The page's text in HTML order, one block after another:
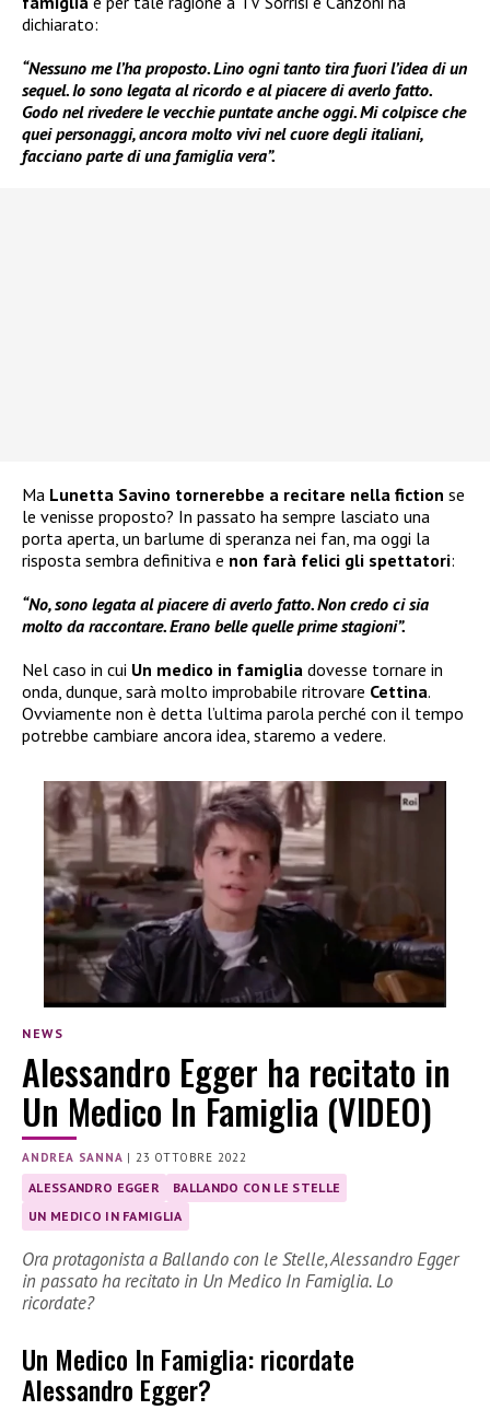
dichiarato:
“Nessuno me l’ha proposto. Lino ogni tanto tira fuori l’idea di un
sequel. Io sono legata al ricordo e al piacere di averlo fatto.
Godo nel rivedere le vecchie puntate anche oggi. Mi colpisce che
quei personaggi, ancora molto vivi nel cuore degli italiani,
facciano parte di una famiglia vera”.
Ma Lunetta Savino tornerebbe a recitare nella fiction se
le venisse proposto? In passato ha sempre lasciato una
porta aperta, un barlume di speranza nei fan, ma oggi la
risposta sembra definitiva e non farà felici gli spettatori:
“No, sono legata al piacere di averlo fatto. Non credo ci sia
molto da raccontare. Erano belle quelle prime stagioni”.
Nel caso in cui Un medico in famiglia dovesse tornare in
onda, dunque, sarà molto improbabile ritrovare Cettina.
Ovviamente non è detta l’ultima parola perché con il tempo
potrebbe cambiare ancora idea, staremo a vedere.
NEWS
Alessandro Egger ha recitato in
Un Medico In Famiglia (VIDEO)
ANDREA SANNA | 23 OTTOBRE 2022
ALESSANDRO EGGER
BALLANDO CON LE STELLE
UN MEDICO IN FAMIGLIA
Ora protagonista a Ballando con le Stelle, Alessandro Egger
in passato ha recitato in Un Medico In Famiglia. Lo
ricordate?
Un Medico In Famiglia: ricordate
Alessandro Egger?